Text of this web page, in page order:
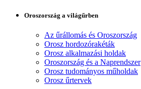
Oroszország a világűrben
Az űrállomás és Oroszország
Orosz hordozórakéták
Orosz alkalmazási holdak
Oroszország és a Naprendszer
Orosz tudományos műholdak
Orosz űrtervek